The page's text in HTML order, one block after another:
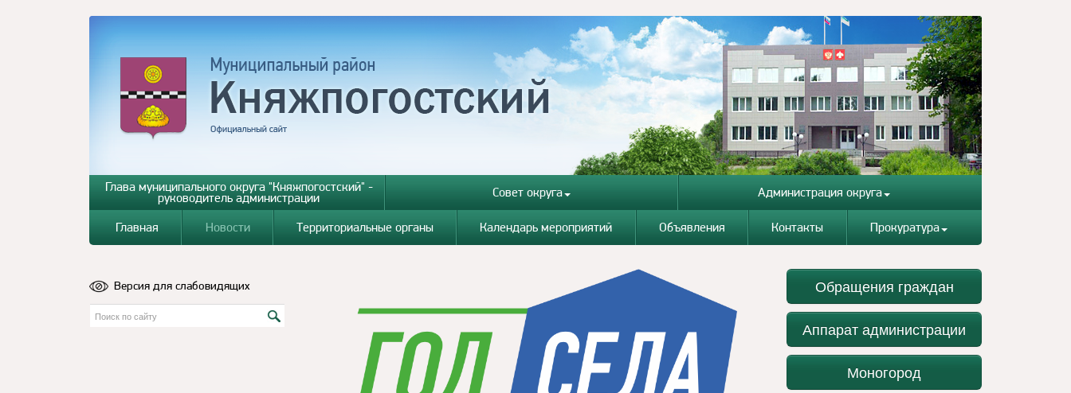
Глава муниципального округа "Княжпогостский" -
руководитель администрации Совет округа Администрация округа
Главная Новости Территориальные органы Календарь мероприятий Объявления Контакты Прокуратура
Версия для слабовидящих Обращения граждан
Аппарат администрации
Моногород